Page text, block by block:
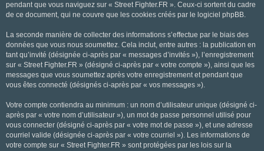
pendant que vous naviguez sur « Street Fighter.FR ». Ceux-ci sortent du cadre
de ce document, qui ne couvre que les cookies créés par le logiciel phpBB.
La seconde manière de collecter des informations s’effectue par le biais des
données que vous nous soumettez. Cela inclut, entre autres : la publication en
tant qu’invité (désignée ci-après par « messages d’invités »), l’enregistrement
sur « Street Fighter.FR » (désigné ci-après par « votre compte »), ainsi que les
messages que vous soumettez après votre enregistrement et pendant que
vous êtes connecté (désignés ci-après par « vos messages »).
Votre compte contiendra au minimum : un nom d’utilisateur unique (désigné ci-
après par « votre nom d’utilisateur »), un mot de passe personnel utilisé pour
vous connecter (désigné ci-après par « votre mot de passe »), et une adresse
courriel valide (désignée ci-après par « votre courriel »). Les informations de
votre compte sur « Street Fighter.FR » sont protégées par les lois sur la